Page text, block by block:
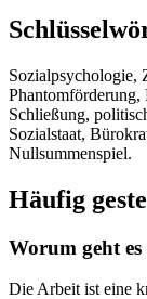
Sozialpsychologie,
Phantomförderung,
Schließung,
Sozialstaat,
Nullsummenspiel.
Häufig
Worum geht
Die Arbeit ist eine